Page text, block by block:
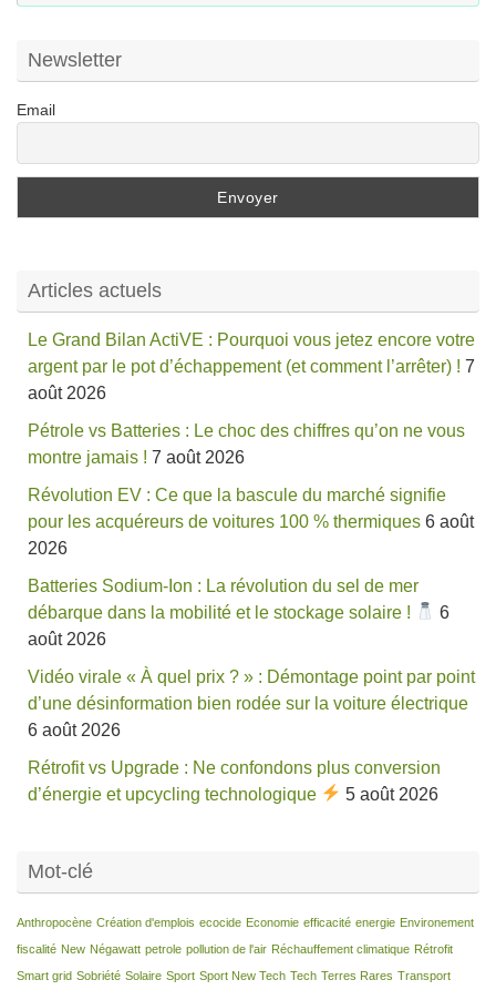
Newsletter
Email
Articles actuels
Le Grand Bilan ActiVE : Pourquoi vous jetez encore votre
argent par le pot d’échappement (et comment l’arrêter) ! 7
août 2026
Pétrole vs Batteries : Le choc des chiffres qu’on ne vous
montre jamais ! 7 août 2026
Révolution EV : Ce que la bascule du marché signifie
pour les acquéreurs de voitures 100 % thermiques 6 août
2026
Batteries Sodium-Ion : La révolution du sel de mer
débarque dans la mobilité et le stockage solaire !
6
août 2026
Vidéo virale « À quel prix ? » : Démontage point par point
d’une désinformation bien rodée sur la voiture électrique
6 août 2026
Rétrofit vs Upgrade : Ne confondons plus conversion
d’énergie et upcycling technologique
5 août 2026
Mot-clé
Anthropocène Création d'emplois ecocide Economie efficacité energie Environement
fiscalité New Négawatt petrole pollution de l'air Réchauffement climatique Rétrofit
Smart grid Sobriété Solaire Sport Sport New Tech Tech Terres Rares Transport